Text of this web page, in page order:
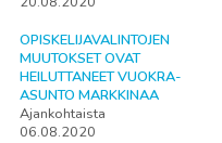
OPISKELIJAVALINTOJEN
MUUTOKSET OVAT
HEILUTTANEET VUOKRA-
ASUNTO MARKKINAA
Ajankohtaista
06.08.2020